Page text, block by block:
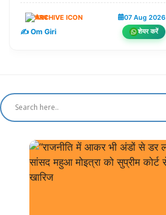
पंजाब 07 Aug 2026
✍️ Om Giri शेयर करें